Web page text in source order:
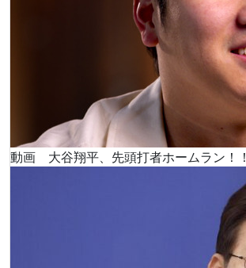
動画 大谷翔平、先頭打者ホームラン！！